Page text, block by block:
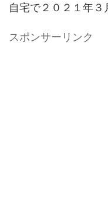
自宅で２０２１年３
スポンサーリンク